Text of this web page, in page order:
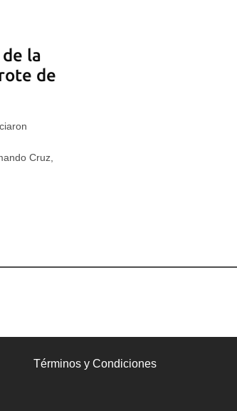
la
de
Cruz,
Términos y Condiciones